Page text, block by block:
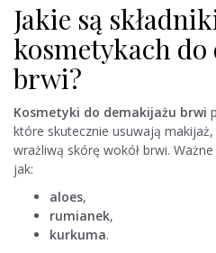
Jakie są
kosmetykach
brwi?
Kosmetyki do demakijażu brwi
które skutecznie usuwają
wrażliwą skórę wokół brwi.
jak:
aloes,
rumianek,
kurkuma.